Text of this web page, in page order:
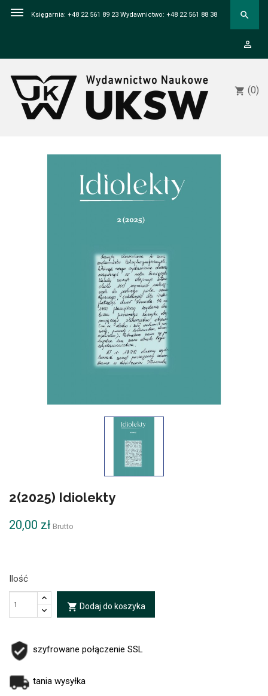
dehaze Księgarnia: +48 22 561 89 23 Wydawnictwo: +48 22 561 88 38 search
person_outline
shopping_cart (0)
2(2025) Idiolekty
20,00 zł Brutto
Ilość
local_grocery_store Dodaj do koszyka
szyfrowane połączenie SSL
tania wysyłka